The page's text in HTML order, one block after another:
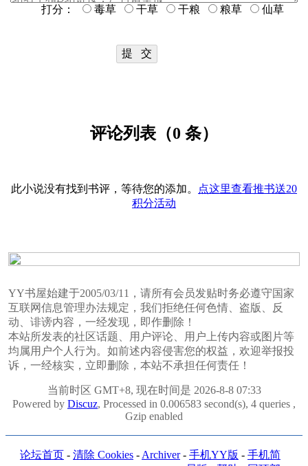
打分： 毒草 干草 干粮 粮草 仙草
评论列表（0 条）
此小说没有找到书评，等待您的添加。
点这里查看推书送20
积分活动
YY书屋始建于2005/03/11，请所有会员发贴时务必遵守国家
互联网信息管理办法规定，我们拒绝任何色情、盗版、反
动、诽谤内容，一经发现，即作删除！
本站所发表的社区话题、用户评论、用户上传内容或图片等
均属用户个人行为。如前述内容侵害您的权益，欢迎举报投
诉，一经核实，立即删除，本站不承担任何责任！
当前时区 GMT+8, 现在时间是 2026-8-8 07:33
Powered by Discuz, Processed in 0.006583 second(s), 4 queries ,
Gzip enabled
论坛首页 - 清除 Cookies - Archiver- 手机YY版 - 手机简